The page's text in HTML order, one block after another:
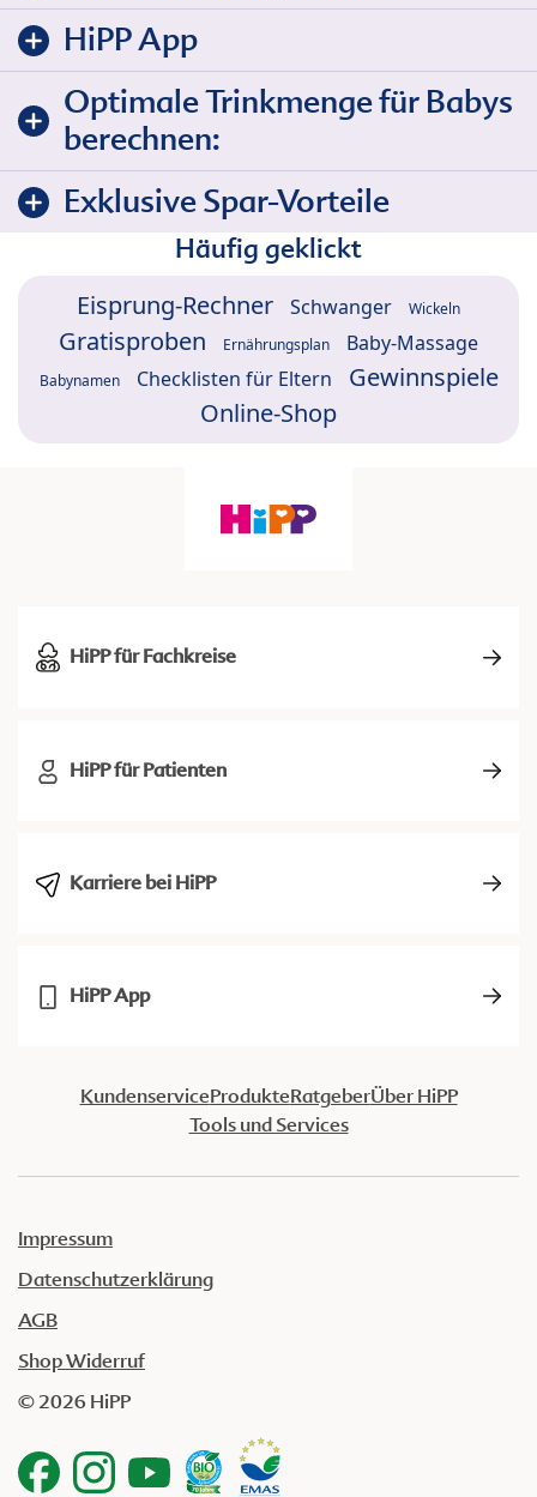
HiPP App
Optimale Trinkmenge für Babys
berechnen:
Exklusive Spar-Vorteile
Häufig geklickt
Eisprung-Rechner Schwanger Wickeln
Gratisproben Ernährungsplan Baby-Massage
Babynamen Checklisten für Eltern
Gewinnspiele
Online-Shop
HiPP für Fachkreise
HiPP für Patienten
Karriere bei HiPP
HiPP App
KundenserviceProdukteRatgeberÜber HiPP
Tools und Services
Impressum
Datenschutzerklärung
AGB
Shop Widerruf
© 2026 HiPP